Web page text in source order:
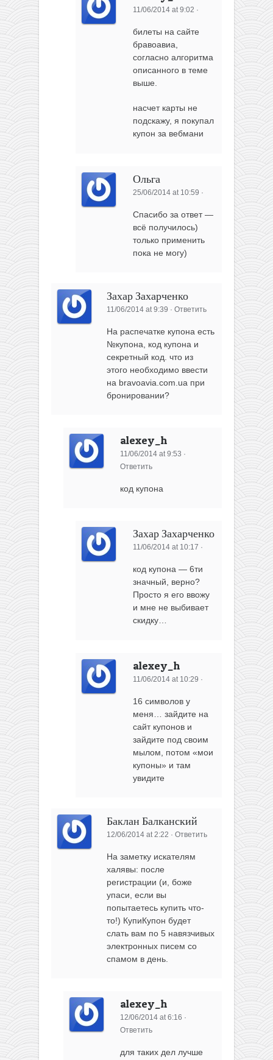
11/06/2014 at 9:02 ·
билеты на сайте
бравоавиа,
согласно алгоритма
описанного в теме
выше.
насчет карты не
подскажу, я покупал
купон за вебмани
Ольга
25/06/2014 at 10:59 ·
Спасибо за ответ —
всё получилось)
только применить
пока не могу)
Захар Захарченко
11/06/2014 at 9:39 ·Ответить
На распечатке купона есть
№купона, код купона и
секретный код. что из
этого необходимо ввести
на bravoavia.com.ua при
бронировании?
alexey_h
11/06/2014 at 9:53 ·
Ответить
код купона
Захар Захарченко
11/06/2014 at 10:17 ·
код купона — 6ти
значный, верно?
Просто я его ввожу
и мне не выбивает
скидку…
alexey_h
11/06/2014 at 10:29 ·
16 символов у
меня… зайдите на
сайт купонов и
зайдите под своим
мылом, потом «мои
купоны» и там
увидите
Баклан Балканский
12/06/2014 at 2:22 ·Ответить
На заметку искателям
халявы: после
регистрации (и, боже
упаси, если вы
попытаетесь купить что-
то!) КупиКупон будет
слать вам по 5 навязчивых
электронных писем со
спамом в день.
alexey_h
12/06/2014 at 6:16 ·
Ответить
для таких дел лучше